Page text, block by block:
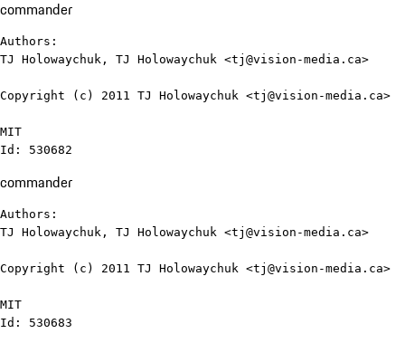
commander
Authors:
TJ Holowaychuk, TJ Holowaychuk <tj@vision-media.ca>
Copyright (c) 2011 TJ Holowaychuk <tj@vision-media.ca>
MIT
Id: 530682
commander
Authors:
TJ Holowaychuk, TJ Holowaychuk <tj@vision-media.ca>
Copyright (c) 2011 TJ Holowaychuk <tj@vision-media.ca>
MIT
Id: 530683